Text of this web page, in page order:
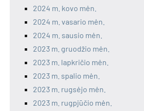
2024 m. kovo mėn.
2024 m. vasario mėn.
2024 m. sausio mėn.
2023 m. gruodžio mėn.
2023 m. lapkričio mėn.
2023 m. spalio mėn.
2023 m. rugsėjo mėn.
2023 m. rugpjūčio mėn.